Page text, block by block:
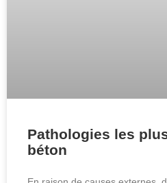
Pathologies les
béton